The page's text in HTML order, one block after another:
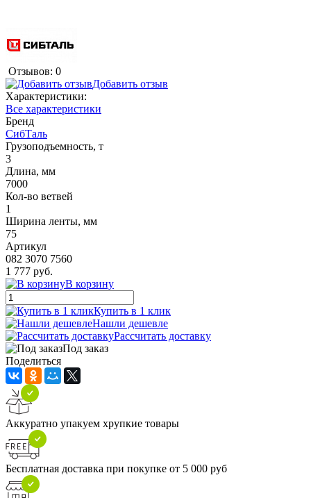
Отзывов: 0
Добавить отзыв
Характеристики:
Все характеристики
Бренд
СибТаль
Грузоподъемность, т
3
Длина, мм
7000
Кол-во ветвей
1
Ширина ленты, мм
75
Артикул
082 3070 7560
1 777 руб.
В корзину
Купить в 1 клик
Нашли дешевле
Рассчитать доставку
Под заказ
Поделиться
Аккуратно упакуем хрупкие товары
Бесплатная доставка при покупке от 5 000 руб